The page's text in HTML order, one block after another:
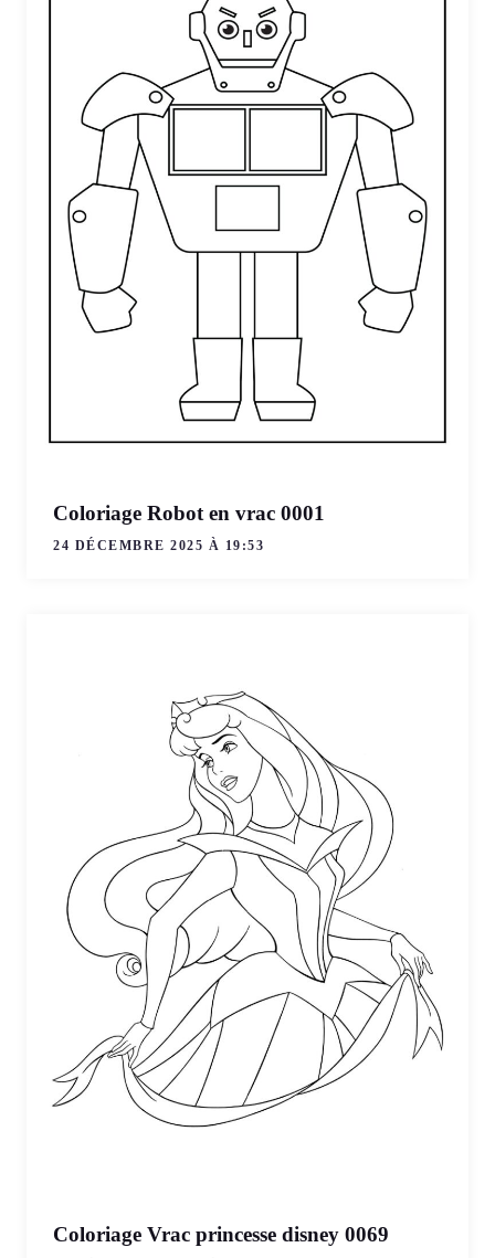
Coloriage Robot en vrac 0001
24 DÉCEMBRE 2025 À 19:53
Coloriage Vrac princesse disney 0069